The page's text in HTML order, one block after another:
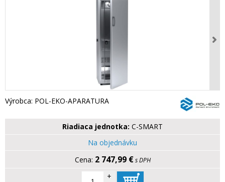
Výrobca: POL-EKO-APARATURA
Riadiaca jednotka: C-SMART
Na objednávku
2 747,99 € s DPH
+